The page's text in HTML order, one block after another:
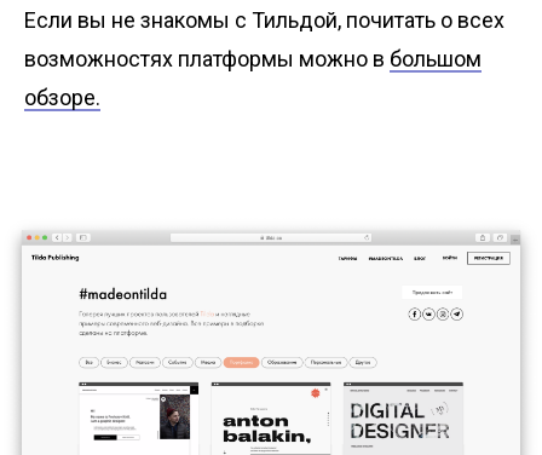
Если вы не знакомы с Тильдой, почитать о всех
возможностях платформы можно в большом
обзоре.